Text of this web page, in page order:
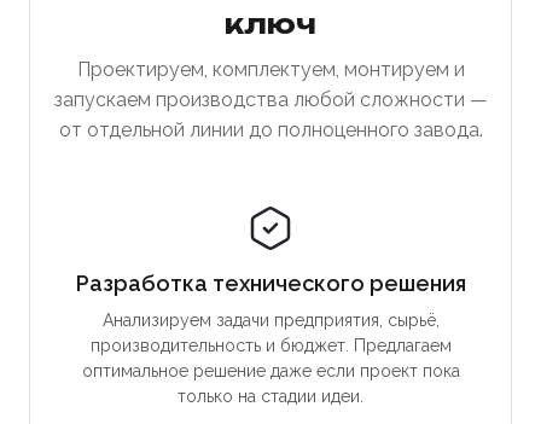
ключ
Проектируем, комплектуем, монтируем и
запускаем производства любой сложности —
от отдельной линии до полноценного завода.
Разработка технического решения
Анализируем задачи предприятия, сырьё,
производительность и бюджет. Предлагаем
оптимальное решение даже если проект пока
только на стадии идеи.